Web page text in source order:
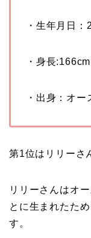
・生年月日：
・身長:166cm
・出身：オ
第1位はリリーさ
リリーさんはオ
とに生まれたた
す。